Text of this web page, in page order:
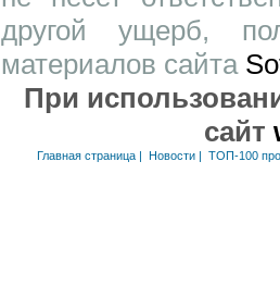
другой ущерб,
материалов сайта
При
сайт
Главная страница| Новости| ТОП-100